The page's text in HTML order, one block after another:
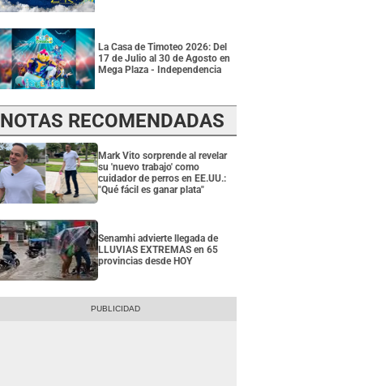
La Casa de Timoteo 2026: Del
17 de Julio al 30 de Agosto en
Mega Plaza - Independencia
NOTAS RECOMENDADAS
Mark Vito sorprende al revelar
su 'nuevo trabajo' como
cuidador de perros en EE.UU.:
"Qué fácil es ganar plata"
Senamhi advierte llegada de
LLUVIAS EXTREMAS en 65
provincias desde HOY